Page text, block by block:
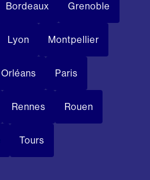
Bordeaux Grenoble
Lyon Montpellier
Orléans Paris
Rennes Rouen
Tours